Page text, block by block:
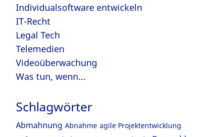
Individualsoftware entwickeln
IT-Recht
Legal Tech
Telemedien
Videoüberwachung
Was tun, wenn…
Schlagwörter
Abmahnung Abnahme agile Projektentwicklung